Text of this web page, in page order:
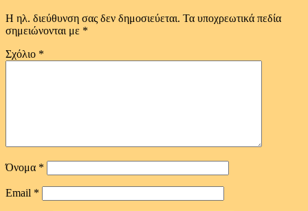
Η ηλ. διεύθυνση σας δεν δημοσιεύεται. Τα υποχρεωτικά πεδία
σημειώνονται με *
Σχόλιο *
Όνομα *
Email *